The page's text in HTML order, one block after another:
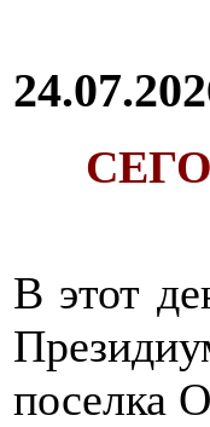
В этот
поселка